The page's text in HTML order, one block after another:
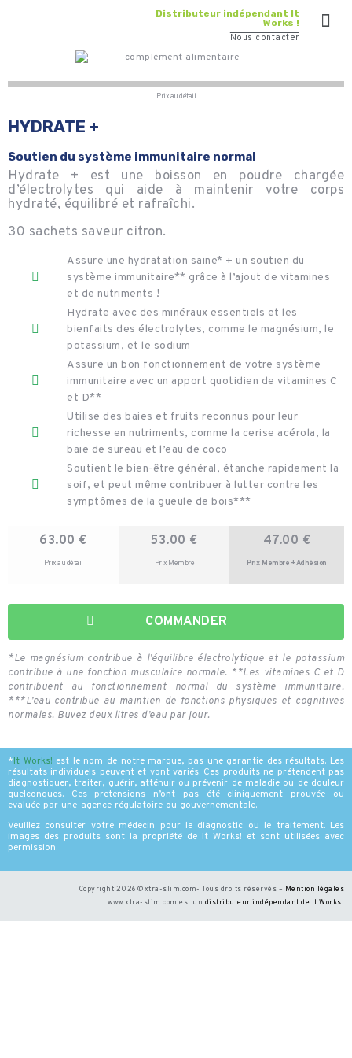
Distributeur indépendant It
Works !
Nous contacter
Prix au détail
HYDRATE +
Soutien du système immunitaire normal
Hydrate + est une boisson en poudre chargée
d’électrolytes qui aide à maintenir votre corps
hydraté, équilibré et rafraîchi.
30 sachets saveur citron.
Assure une hydratation saine* + un soutien du
système immunitaire** grâce à l’ajout de vitamines
et de nutriments !
Hydrate avec des minéraux essentiels et les
bienfaits des électrolytes, comme le magnésium, le
potassium, et le sodium
Assure un bon fonctionnement de votre système
immunitaire avec un apport quotidien de vitamines C
et D**
Utilise des baies et fruits reconnus pour leur
richesse en nutriments, comme la cerise acérola, la
baie de sureau et l’eau de coco
Soutient le bien-être général, étanche rapidement la
soif, et peut même contribuer à lutter contre les
symptômes de la gueule de bois***
63.00 €
Prix au détail
53.00 €
Prix Membre
47.00 €
Prix Membre + Adhésion
COMMANDER
*Le magnésium contribue à l’équilibre électrolytique et le potassium
contribue à une fonction musculaire normale. **Les vitamines C et D
contribuent au fonctionnement normal du système immunitaire.
***L’eau contribue au maintien de fonctions physiques et cognitives
normales. Buvez deux litres d’eau par jour.
*It Works! est le nom de notre marque, pas une garantie des résultats. Les
résultats individuels peuvent et vont variés. Ces produits ne prétendent pas
diagnostiquer, traiter, guérir, atténuir ou prévenir de maladie ou de douleur
quelconques. Ces pretensions n’ont pas été cliniquement prouvée ou
evaluée par une agence régulatoire ou gouvernementale.
Veuillez consulter votre médecin pour le diagnostic ou le traitement. Les
images des produits sont la propriété de It Works! et sont utilisées avec
permission.
Copyright 2026 ©xtra-slim.com- Tous droits réservés – Mention légales
www.xtra-slim.com est un distributeur indépendant de It Works!